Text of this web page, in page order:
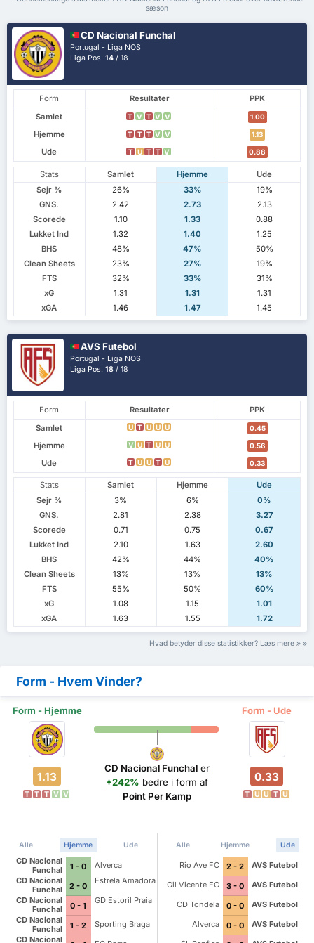
sæson
CD Nacional Funchal
Portugal - Liga NOS
Liga Pos.14 / 18
Form Resultater
PPK
Samlet
T V T V V 1.00
Hjemme T T T V V 1.13
Ude T U T T V 0.88
Stats Samlet Hjemme
Ude
Sejr %
26% 33%
19%
GNS.
2.42 2.73
2.13
Scorede
1.10 1.33
0.88
Lukket Ind
1.32 1.40
1.25
BHS
48% 47%
50%
Clean Sheets
23% 27%
19%
FTS
32% 33%
31%
xG
1.31 1.31
1.31
xGA
1.46 1.47 1.45
AVS Futebol
Portugal - Liga NOS
Liga Pos.18 / 18
Form Resultater
PPK
Samlet
U T U U U 0.45
Hjemme V U T U U 0.56
Ude T U U T U 0.33
Stats Samlet Hjemme
Ude
Sejr %
3% 6%
0%
GNS.
2.81 2.38
3.27
Scorede
0.71 0.75
0.67
Lukket Ind
2.10 1.63
2.60
BHS
42% 44%
40%
Clean Sheets
13% 13%
13%
FTS
55% 50%
60%
xG
1.08 1.15
1.01
xGA
1.63 1.55 1.72
Hvad betyder disse statistikker? Læs mere
Form - Hvem Vinder?
Form - Hjemme Form - Ude
1.13
T T T V V
CD Nacional Funchaler
+242% bedre i form af
Point Per Kamp
0.33
T U U T U
Alle Hjemme Ude
CD Nacional
Funchal
1 - 0
Alverca
CD Nacional
Funchal
2 - 0
Estrela Amadora
CD Nacional
Funchal
0 - 1
GD Estoril Praia
CD Nacional
Funchal
1 - 2
Sporting Braga
CD Nacional
Alle Hjemme Ude
Rio Ave FC 2 - 2
AVS Futebol
Gil Vicente FC
3 - 0
AVS Futebol
CD Tondela
0 - 0
AVS Futebol
Alverca
0 - 0
AVS Futebol